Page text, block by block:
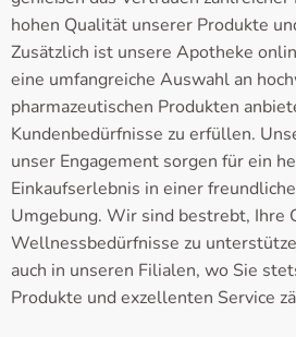
hohen Qualität unserer Produkte
Zusätzlich ist unsere Apotheke
eine umfangreiche Auswahl an
pharmazeutischen Produkten
Kundenbedürfnisse zu erfüllen.
unser Engagement sorgen für ein
Einkaufserlebnis in einer
Umgebung. Wir sind bestrebt, Ihre
Wellnessbedürfnisse zu
auch in unseren Filialen, wo Sie
Produkte und exzellenten Service